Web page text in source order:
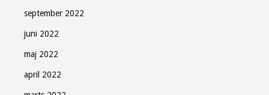
september 2022
juni 2022
maj 2022
april 2022